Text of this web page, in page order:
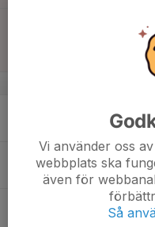
Match mot
P9 miniplan Öst -
Träning Lilla
Lilla
Lagaktivitet
Eriksdalshallen
Vi använder oss
webbplats ska
även för
Så